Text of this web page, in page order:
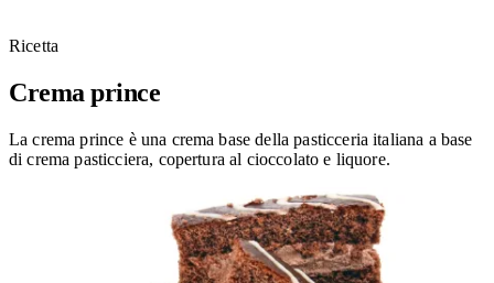
Ricetta
Crema prince
La crema prince è una crema base della pasticceria italiana a base
di crema pasticciera, copertura al cioccolato e liquore.